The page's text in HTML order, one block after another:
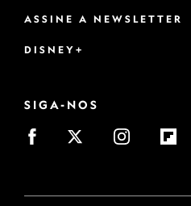
ASSINE A NEWSLETTER
DISNEY+
SIGA-NOS